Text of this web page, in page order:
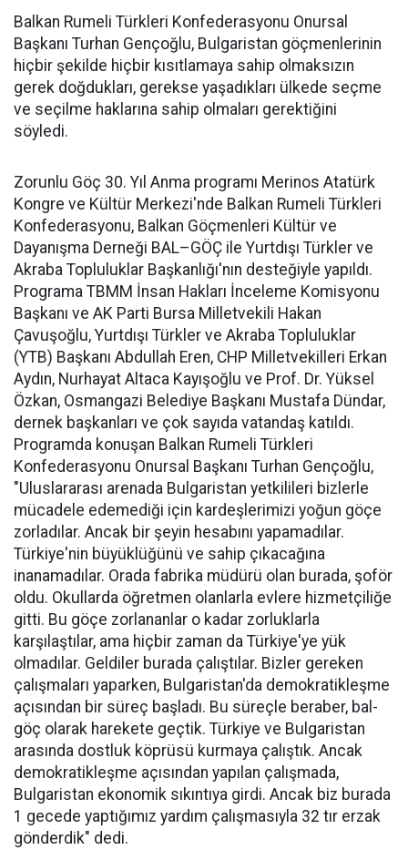
Balkan Rumeli Türkleri Konfederasyonu Onursal
Başkanı Turhan Gençoğlu, Bulgaristan göçmenlerinin
hiçbir şekilde hiçbir kısıtlamaya sahip olmaksızın
gerek doğdukları, gerekse yaşadıkları ülkede seçme
ve seçilme haklarına sahip olmaları gerektiğini
söyledi.
Zorunlu Göç 30. Yıl Anma programı Merinos Atatürk
Kongre ve Kültür Merkezi'nde Balkan Rumeli Türkleri
Konfederasyonu, Balkan Göçmenleri Kültür ve
Dayanışma Derneği BAL–GÖÇ ile Yurtdışı Türkler ve
Akraba Topluluklar Başkanlığı'nın desteğiyle yapıldı.
Programa TBMM İnsan Hakları İnceleme Komisyonu
Başkanı ve AK Parti Bursa Milletvekili Hakan
Çavuşoğlu, Yurtdışı Türkler ve Akraba Topluluklar
(YTB) Başkanı Abdullah Eren, CHP Milletvekilleri Erkan
Aydın, Nurhayat Altaca Kayışoğlu ve Prof. Dr. Yüksel
Özkan, Osmangazi Belediye Başkanı Mustafa Dündar,
dernek başkanları ve çok sayıda vatandaş katıldı.
Programda konuşan Balkan Rumeli Türkleri
Konfederasyonu Onursal Başkanı Turhan Gençoğlu,
"Uluslararası arenada Bulgaristan yetkilileri bizlerle
mücadele edemediği için kardeşlerimizi yoğun göçe
zorladılar. Ancak bir şeyin hesabını yapamadılar.
Türkiye'nin büyüklüğünü ve sahip çıkacağına
inanamadılar. Orada fabrika müdürü olan burada, şoför
oldu. Okullarda öğretmen olanlarla evlere hizmetçiliğe
gitti. Bu göçe zorlananlar o kadar zorluklarla
karşılaştılar, ama hiçbir zaman da Türkiye'ye yük
olmadılar. Geldiler burada çalıştılar. Bizler gereken
çalışmaları yaparken, Bulgaristan'da demokratikleşme
açısından bir süreç başladı. Bu süreçle beraber, bal-
göç olarak harekete geçtik. Türkiye ve Bulgaristan
arasında dostluk köprüsü kurmaya çalıştık. Ancak
demokratikleşme açısından yapılan çalışmada,
Bulgaristan ekonomik sıkıntıya girdi. Ancak biz burada
1 gecede yaptığımız yardım çalışmasıyla 32 tır erzak
gönderdik" dedi.